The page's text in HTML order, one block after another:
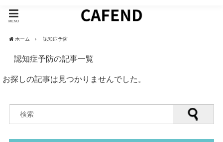
MENU
ホーム 認知症予防
認知症予防の記事一覧
お探しの記事は見つかりませんでした。